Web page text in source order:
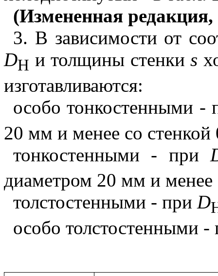
(Измененная
3. В зависимости от
DH и толщины стенки s
изготавливаются:
особо тонкостенными -
20 мм и менее со
тонкостенными - при
диаметром 20 мм и
толстостенными - при D
особо толстостенными